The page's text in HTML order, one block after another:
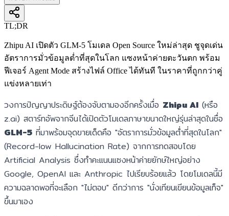
TL;DR
Zhipu AI เปิดตัว GLM-5 โมเดล Open Source ใหม่ล่าสุด ชูจุดเด่น
อัตราการมั่วข้อมูลต่ำที่สุดในโลก แซงหน้าค่ายตะวันตก พร้อม
ฟีเจอร์ Agent Mode สร้างไฟล์ Office ได้ทันที ในราคาที่ถูกกว่าคู่
แข่งหลายเท่า
วงการปัญญาประดิษฐ์ต้องจับตามองอีกครั้งเมื่อ Zhipu AI (หรือ
z.ai) สตาร์ทอัพจากจีนได้เปิดตัวโมเดลภาษาขนาดใหญ่รุ่นล่าสุดในชื่อ
GLM-5 ที่มาพร้อมจุดขายเด็ดคือ "อัตราการมั่วข้อมูลต่ำที่สุดในโลก"
(Record-low Hallucination Rate) จากการทดสอบโดย
Artificial Analysis ซึ่งทำคะแนนแซงหน้าค่ายยักษ์ใหญ่อย่าง
Google, OpenAI และ Anthropic ไปเรียบร้อยแล้ว โดยโมเดลนี้มี
ความฉลาดพอที่จะเลือก "ไม่ตอบ" ดีกว่าการ "นั่งเทียนเขียนข้อมูลเท็จ"
ขึ้นมาเอง